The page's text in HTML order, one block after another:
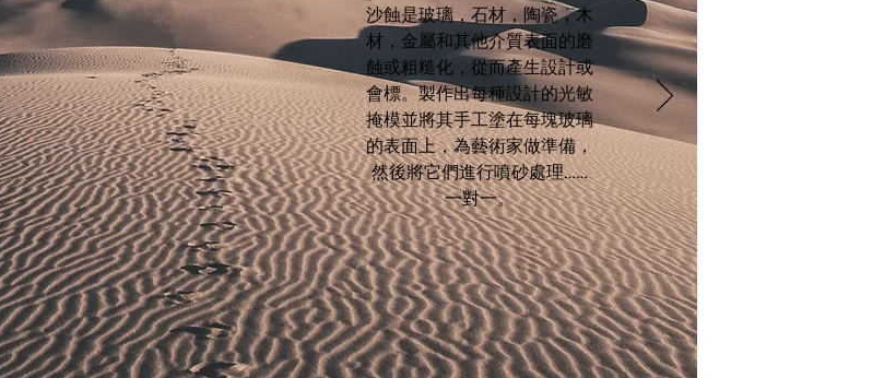
沙蝕是玻璃，石材，陶瓷，木
材，金屬和其他介質表面的磨
蝕或粗糙化，從而產生設計或
會標。製作出每種設計的光敏
掩模並將其手工塗在每塊玻璃
的表面上，為藝術家做準備，
然後將它們進行噴砂處理……
一對一。